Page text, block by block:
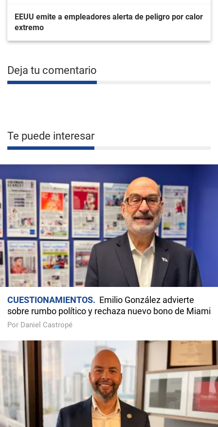
EEUU emite a empleadores alerta de peligro por calor
extremo
Deja tu comentario
Te puede interesar
CUESTIONAMIENTOS
Emilio González advierte
sobre rumbo político y rechaza nuevo bono de Miami
Por Daniel Castropé